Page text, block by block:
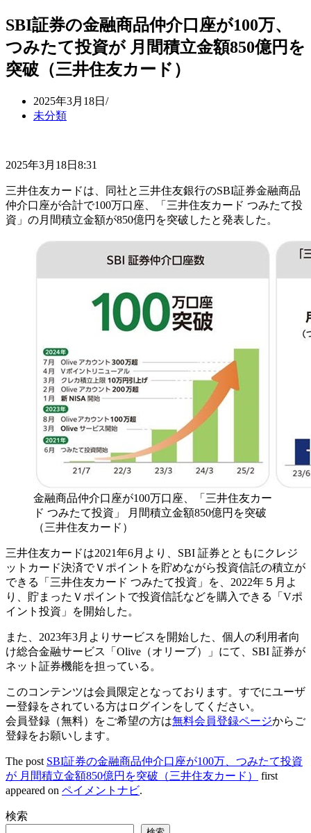
SBI証券の金融商品仲介口座が100万、
つみたて投資が 月間積立金額850億円を
突破（三井住友カード）
2025年3月18日
未分類
2025年3月18日8:31
三井住友カードは、同社と三井住友銀行のSBI証券金融商品
仲介口座が合計で100万口座、「三井住友カード つみたて投
資」の月間積立金額が850億円を突破したと発表した。
金融商品仲介口座が100万口座、「三井住友カー
ド つみたて投資」 月間積立金額850億円を突破
（三井住友カード）
三井住友カードは2021年6月より、SBI 証券とともにクレジ
ットカード決済でＶポイントを貯めながら投資信託の積立が
できる「三井住友カード つみたて投資」を、2022年５月よ
り、貯まったＶポイントで投資信託などを購入できる「Vポ
イント投資」を開始した。
また、2023年3月よりサービスを開始した、個人の利用者向
け総合金融サービス「Olive（オリーブ）」にて、SBI 証券が
ネット証券機能を担っている。
このコンテンツは会員限定となっております。すでにユーザ
ー登録をされている方はログインをしてください。
会員登録（無料）をご希望の方は無料会員登録ページからご
登録をお願いします。
The post SBI証券の金融商品仲介口座が100万、つみたて投資
が 月間積立金額850億円を突破（三井住友カード）
first
appeared on ペイメントナビ.
検索